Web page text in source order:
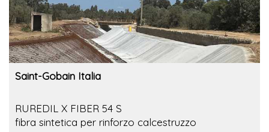
Saint-Gobain Italia
RUREDIL X FIBER 54 S
fibra sintetica per rinforzo calcestruzzo